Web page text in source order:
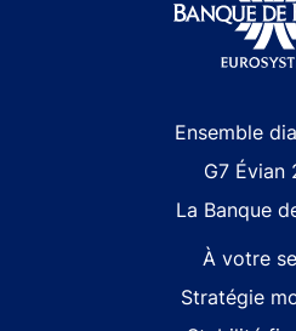
Ensemble
G7 Évian
La Banque
À votre
Stratégie